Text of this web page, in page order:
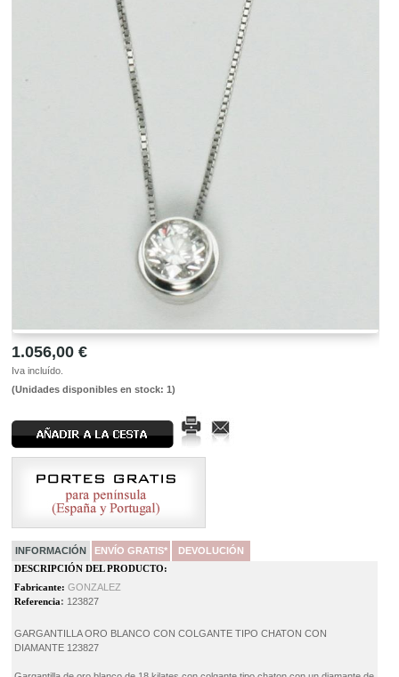
1.056,00 €
Iva incluído.
(Unidades disponibles en stock: 1)
INFORMACIÓN ENVÍO GRATIS*
DEVOLUCIÓN
DESCRIPCIÓN DEL PRODUCTO:
Fabricante:GONZALEZ
Referencia: 123827
GARGANTILLA ORO BLANCO CON COLGANTE TIPO CHATON CON
DIAMANTE 123827